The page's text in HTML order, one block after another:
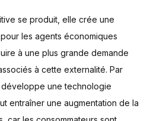
se produit, elle crée une
les agents économiques
à une plus grande demande
à cette externalité. Par
une technologie
entraîner une augmentation de la